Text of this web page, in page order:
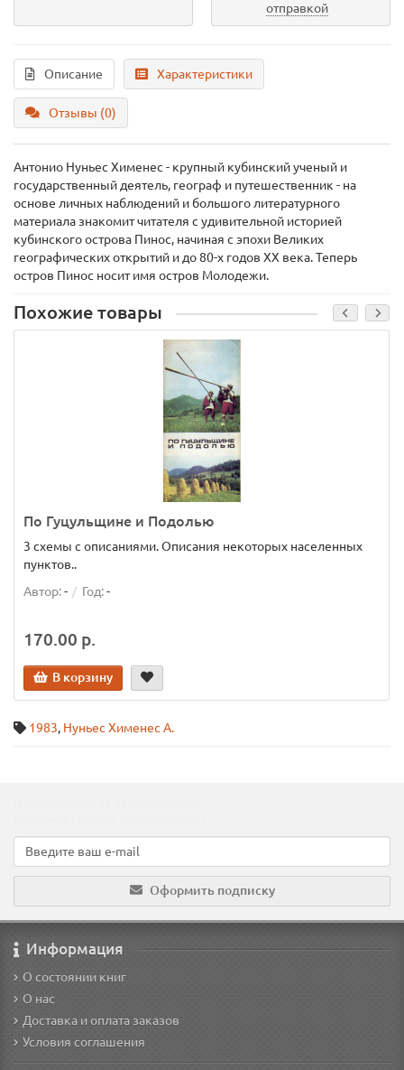
отправкой
Описание Характеристики
Отзывы (0)
Антонио Нуньес Хименес - крупный кубинский ученый и
государственный деятель, географ и путешественник - на
основе личных наблюдений и большого литературного
материала знакомит читателя с удивительной историей
кубинского острова Пинос, начиная с эпохи Великих
географических открытий и до 80-х годов ХХ века. Теперь
остров Пиноc носит имя остров Молодежи.
Похожие товары
По Гуцульщине и Подолью
3 схемы с описаниями. Описания некоторых населенных
пунктов..
Автор:- Год:-
170.00 р.
В корзину
1983, Нуньес Хименес А.
Оформить подписку
Информация
О состоянии книг
О нас
Доставка и оплата заказов
Условия соглашения